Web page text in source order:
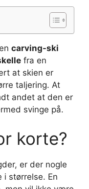
carving-ski
fra en
at skien er
taljering. At
andet at den er
svinge på.
korte?
er der nogle
i størrelse. En